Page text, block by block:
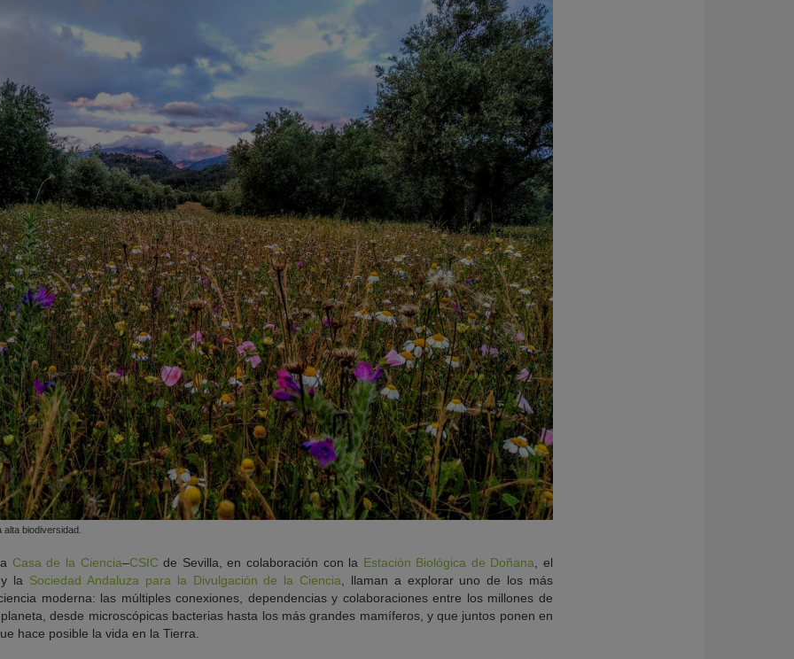
biodiversidad.
Casa de la Ciencia–CSICde Sevilla, en colaboración con la Estación Biológica de Doñana , el
la Sociedad Andaluza para la Divulgación de la Ciencia , llaman a explorar uno de los más
moderna: las múltiples conexiones, dependencias y colaboraciones entre los millones de
desde microscópicas bacterias hasta los más grandes mamíferos, y que juntos ponen en
hace posible la vida en la Tierra.